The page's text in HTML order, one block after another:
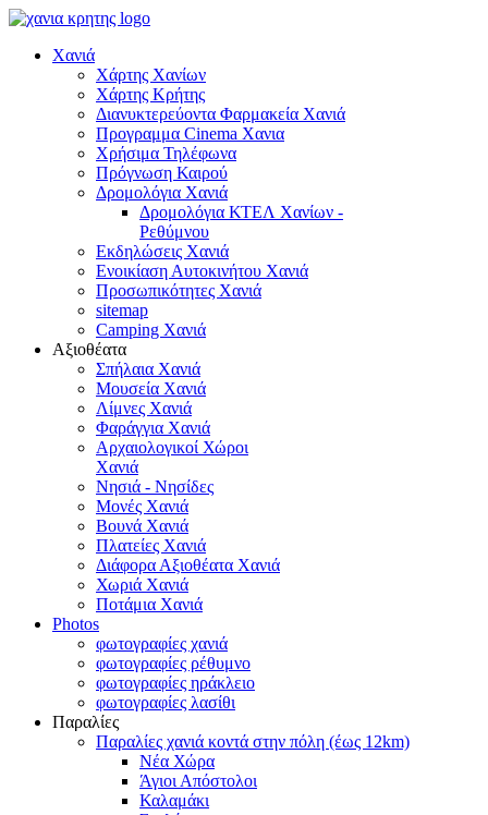
Χανιά
Χάρτης Χανίων
Χάρτης Κρήτης
Διανυκτερεύοντα Φαρμακεία Χανιά
Προγραμμα Cinema Χανια
Χρήσιμα Τηλέφωνα
Πρόγνωση Καιρού
Δρομολόγια Χανιά
Δρομολόγια ΚΤΕΛ Χανίων -
Ρεθύμνου
Εκδηλώσεις Χανιά
Ενοικίαση Αυτοκινήτου Χανιά
Προσωπικότητες Χανιά
sitemap
Camping Χανιά
Αξιοθέατα
Σπήλαια Χανιά
Μουσεία Χανιά
Λίμνες Χανιά
Φαράγγια Χανιά
Αρχαιολογικοί Χώροι
Χανιά
Νησιά - Νησίδες
Μονές Χανιά
Βουνά Χανιά
Πλατείες Χανιά
Διάφορα Αξιοθέατα Χανιά
Χωριά Χανιά
Ποτάμια Χανιά
Photos
φωτογραφίες χανιά
φωτογραφίες ρέθυμνο
φωτογραφίες ηράκλειο
φωτογραφίες λασίθι
Παραλίες
Παραλίες χανιά κοντά στην πόλη (έως 12km)
Νέα Χώρα
Άγιοι Απόστολοι
Καλαμάκι